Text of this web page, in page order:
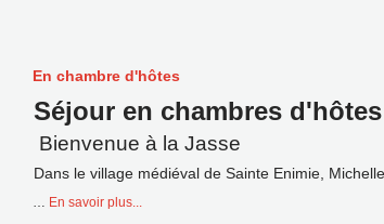
En chambre d'hôtes
Séjour en chambres d'hôtes
Bienvenue à la Jasse
Dans le village médiéval de Sainte Enimie,
… En savoir plus...